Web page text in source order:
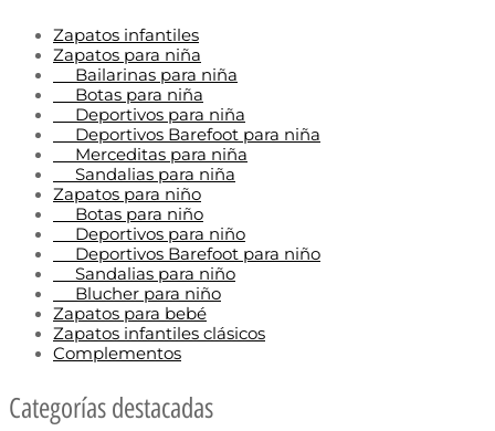
Zapatos infantiles
Zapatos para niña
Bailarinas para niña
Botas para niña
Deportivos para niña
Deportivos Barefoot para niña
Merceditas para niña
Sandalias para niña
Zapatos para niño
Botas para niño
Deportivos para niño
Deportivos Barefoot para niño
Sandalias para niño
Blucher para niño
Zapatos para bebé
Zapatos infantiles clásicos
Complementos
Categorías destacadas